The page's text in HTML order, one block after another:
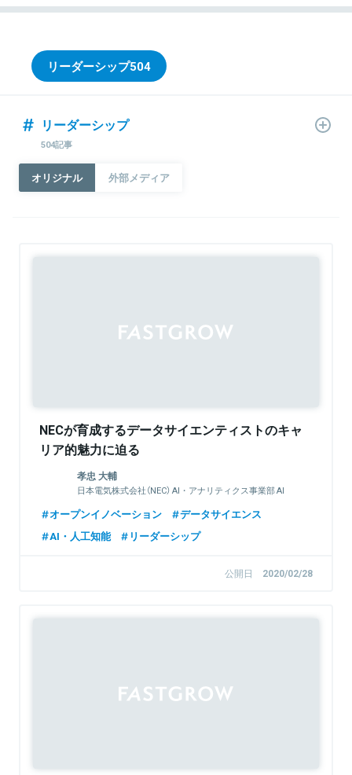
リーダーシップ504
リーダーシップ
504記事
オリジナル 外部メディア
NECが育成するデータサイエンティストのキャ
リア的魅力に迫る
孝忠 大輔
日本電気株式会社（NEC） AI・アナリティクス事業部 AI
オープンイノベーション
データサイエンス
AI・人工知能
リーダーシップ
公開日 2020/02/28